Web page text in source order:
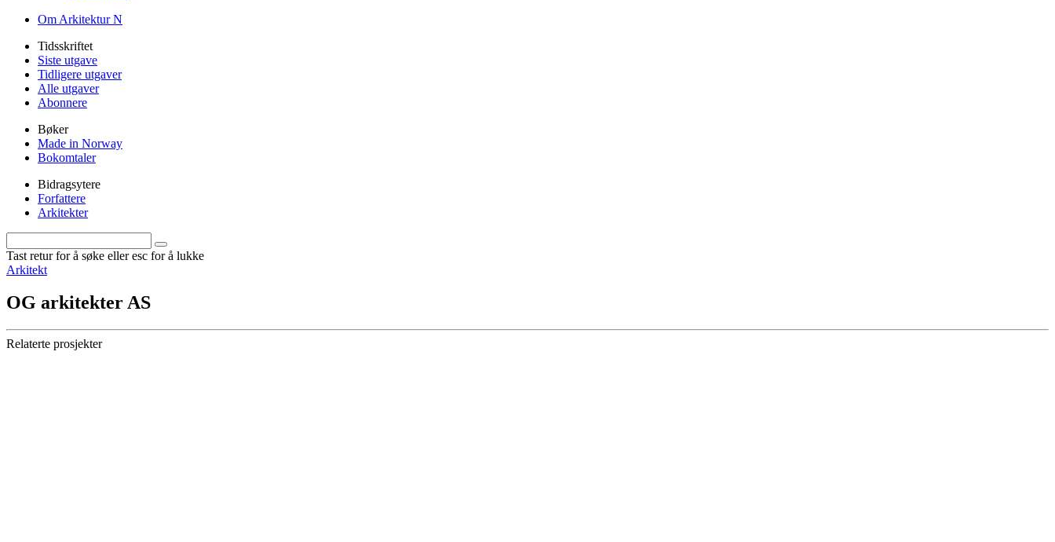
Om Arkitektur N
Tidsskriftet
Siste utgave
Tidligere utgaver
Alle utgaver
Abonnere
Bøker
Made in Norway
Bokomtaler
Bidragsytere
Forfattere
Arkitekter
Tast retur for å søke eller esc for å lukke
Arkitekt
OG arkitekter AS
Relaterte prosjekter